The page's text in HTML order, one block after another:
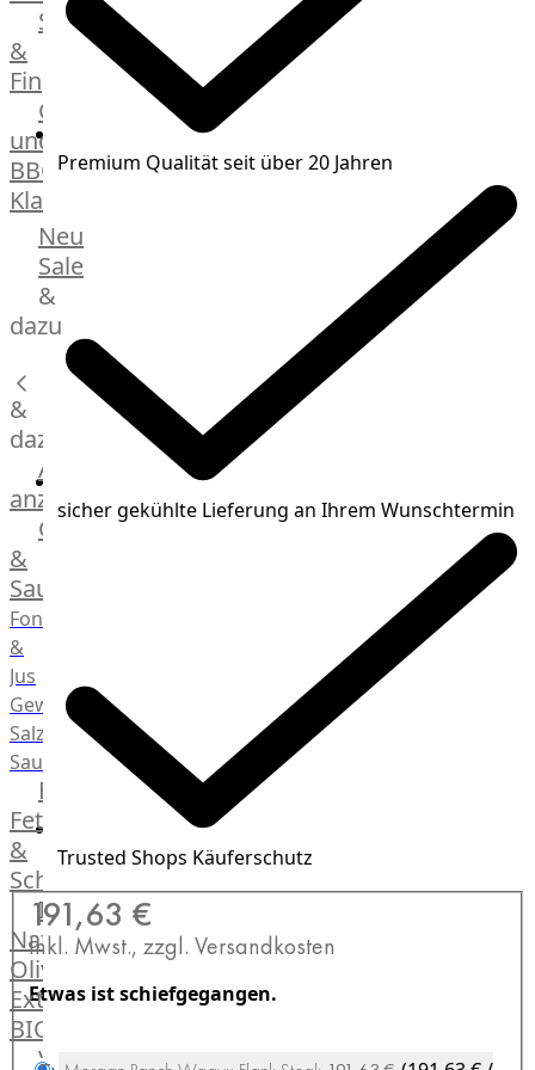
GOURMET
Manufaktur
Bratwurstsets
Toppings
Hackfleisch
Aufschnitt
Schinken
Streetfood
&
Fingerfood
Grill-
und
BBQ-
Klassiker
Beilagen
Brot
Brötchen
Burger
Buns
&
Hot
Dog
Brötchen
Desserts
Neu
Sale
&
dazu
&
dazu
Alle
anzeigen
Gewürze
&
Saucen
Fonds
&
Jus
Gewürze
Salz
Saucen
Butter,
Fett
&
Schmalz
ItalianBar
Natives
Olivenöl
Extra
BIO
Veggie
Premium Qualität seit über 20 Jahren
sicher gekühlte Lieferung an Ihrem Wunschtermin
Trusted Shops Käuferschutz
191,63 €
Inkl. Mwst., zzgl. Versandkosten
Etwas ist schiefgegangen.